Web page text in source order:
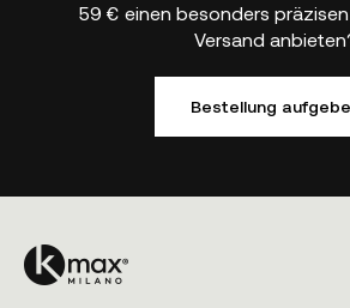
59 € einen besonders
Versand
Bestellung